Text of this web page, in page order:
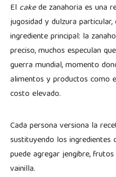
El cakede zanahoria es una
jugosidad y dulzura
ingrediente principal: la
preciso, muchos especulan
guerra mundial, momento
alimentos y productos como
costo elevado.
Cada persona versiona la
sustituyendo los ingredientes
puede agregar jengibre, frutos
vainilla.